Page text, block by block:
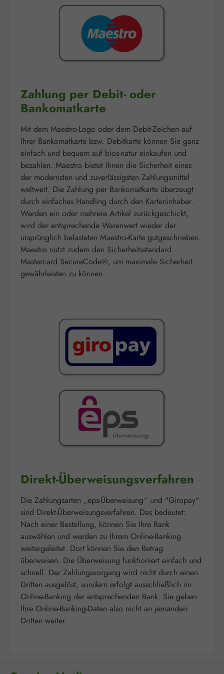
Zahlung per Debit- oder
Bankomatkarte
Mit dem Maestro-Logo oder dem Debit-Zeichen auf
Ihrer Bankomatkarte bzw. Debitkarte können Sie ganz
einfach und bequem auf bios-natur einkaufen und
bezahlen. Maestro bietet Ihnen die Sicherheit eines
der modernsten und zuverlässigsten Zahlungsmittel
weltweit. Die Zahlung per Bankomatkarte überzeugt
durch einfaches Handling durch den Karteninhaber.
Werden ein oder mehrere Artikel zurückgeschickt,
wird der entsprechende Warenwert wieder der
ursprünglich belasteten Maestro-Karte gutgeschrieben.
Maestro nutzt zudem den Sicherheitsstandard
Mastercard SecureCode®, um maximale Sicherheit
gewährleisten zu können.
Direkt-Überweisungsverfahren
Die Zahlungsarten „eps-Überweisung“ und "Giropay"
sind Direkt-Überweisungsverfahren. Das bedeutet:
Nach einer Bestellung, können Sie Ihre Bank
auswählen und werden zu Ihrem Online-Banking
weitergeleitet. Dort können Sie den Betrag
überweisen. Die Überweisung funktioniert einfach und
schnell. Der Zahlungsvorgang wird nicht durch einen
Dritten ausgelöst, sondern erfolgt ausschließlich im
Online-Banking der entsprechenden Bank. Sie geben
Ihre Online-Banking-Daten also nicht an jemanden
Dritten weiter.